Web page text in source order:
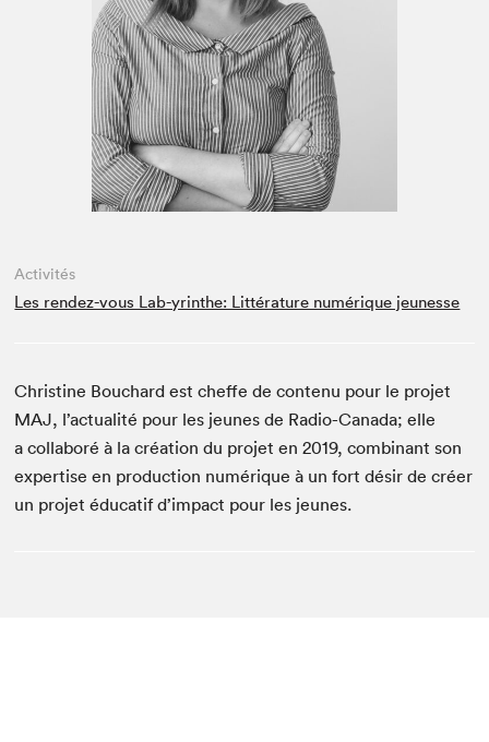
Espace médias
Activités
Les rendez-vous Lab-yrinthe: Littérature numérique jeunesse
Chris­tine Bouchard est cheffe de con­tenu pour le pro­jet
MAJ, l’actualité pour les jeunes de Radio-Cana­da; elle
a col­laboré à la créa­tion du pro­jet en2019, com­bi­nant son
exper­tise en pro­duc­tion numérique à un fort désir de créer
un pro­jet édu­catif d’impact pour les jeunes.